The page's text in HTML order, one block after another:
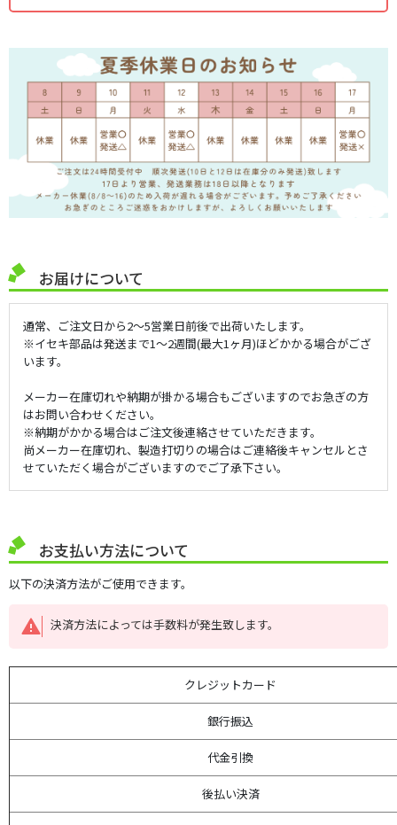
お届けについて
通常、ご注文日から2～5営業日前後で出荷いたします。
※イセキ部品は発送まで1～2週間(最大1ヶ月)ほどかかる場合がござ
います。
メーカー在庫切れや納期が掛かる場合もございますのでお急ぎの方
はお問い合わせください。
※納期がかかる場合はご注文後連絡させていただきます。
尚メーカー在庫切れ、製造打切りの場合はご連絡後キャンセルとさ
せていただく場合がございますのでご了承下さい。
お支払い方法について
以下の決済方法がご使用できます。
決済方法によっては手数料が発生致します。
クレジットカード
銀行振込
代金引換
後払い決済